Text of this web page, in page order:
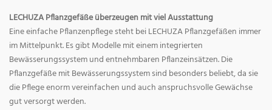
LECHUZA Pflanzgefäße überzeugen mit viel Ausstattung
Eine einfache Pflanzenpflege steht bei LECHUZA Pflanzgefäßen immer
im Mittelpunkt. Es gibt Modelle mit einem integrierten
Bewässerungssystem und entnehmbaren Pflanzeinsätzen. Die
Pflanzgefäße mit Bewässerungssystem sind besonders beliebt, da sie
die Pflege enorm vereinfachen und auch anspruchsvolle Gewächse
gut versorgt werden.